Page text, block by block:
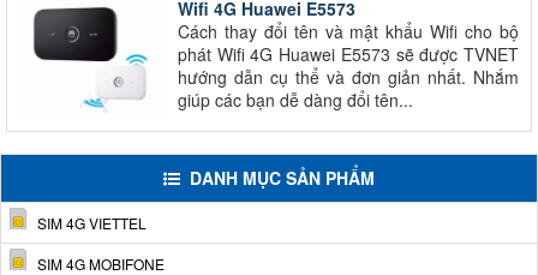
Wifi 4G Huawei E5573
Cách thay đổi tên và mật khẩu Wifi cho bộ
phát Wifi 4G Huawei E5573 sẽ được TVNET
hướng dẫn cụ thể và đơn giản nhất. Nhắm
giúp các bạn dễ dàng đổi tên...
DANH MỤC SẢN PHẨM
SIM 4G VIETTEL
SIM 4G MOBIFONE